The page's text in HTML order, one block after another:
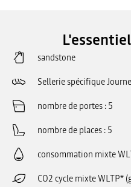
sandstone
Sellerie spécifique
nombre de portes 5
nombre de places 5
consommation mixte
CO2 cycle mixte WLTP*